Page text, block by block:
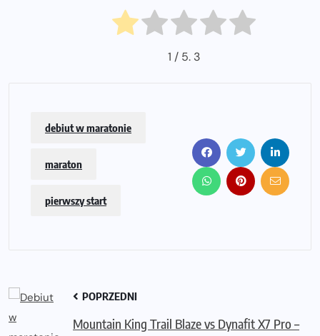
1 / 5. 3
debiut w maratonie
maraton
pierwszy start
POPRZEDNI
Mountain King Trail Blaze vs Dynafit X7 Pro –